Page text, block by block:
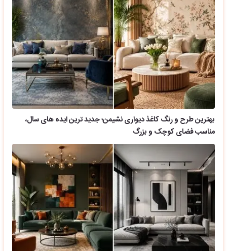
بهترین طرح و رنگ کاغذ دیواری نشیمن؛ جدید ترین ایده های سال،
مناسب فضای کوچک و بزرگ